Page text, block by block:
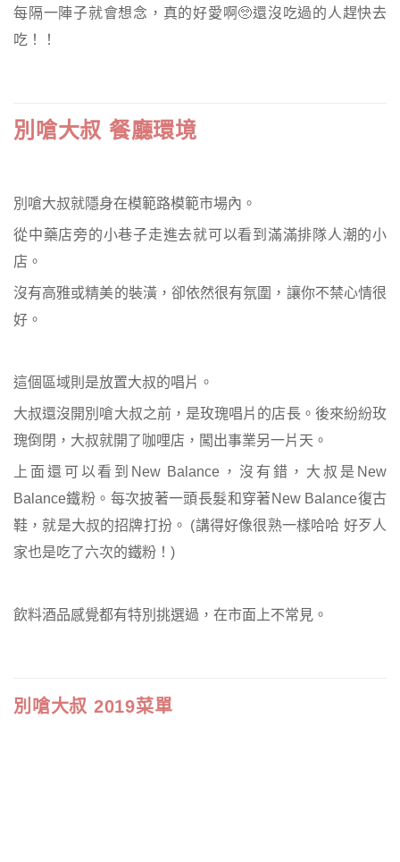
每隔一陣子就會想念，真的好愛啊🥺還沒吃過的人趕快去
吃！！
別嗆大叔 餐廳環境
別嗆大叔就隱身在模範路模範市場內。
從中藥店旁的小巷子走進去就可以看到滿滿排隊人潮的小
店。
沒有高雅或精美的裝潢，卻依然很有氛圍，讓你不禁心情很
好。
這個區域則是放置大叔的唱片。
大叔還沒開別嗆大叔之前，是玫瑰唱片的店長。後來紛紛玫
瑰倒閉，大叔就開了咖哩店，闖出事業另一片天。
上面還可以看到New Balance，沒有錯，大叔是New
Balance鐵粉。每次披著一頭長髮和穿著New Balance復古
鞋，就是大叔的招牌打扮。 (講得好像很熟一樣哈哈 好歹人
家也是吃了六次的鐵粉！)
飲料酒品感覺都有特別挑選過，在市面上不常見。
別嗆大叔 2019菜單